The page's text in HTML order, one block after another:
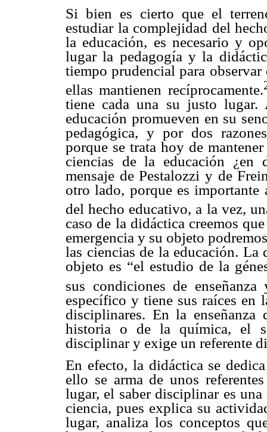
Si bien es cierto que el
estudiar la complejidad del
la educación, es necesario y
lugar la pedagogía y la
tiempo prudencial para
ellas mantienen recíprocamente.
tiene cada una su justo
educación promueven en su
pedagógica, y por dos
porque se trata hoy de
ciencias de la educación ¿en
mensaje de Pestalozzi y de
otro lado, porque es importante
del hecho educativo, a la vez,
caso de la didáctica creemos
emergencia y su objeto
las ciencias de la educación.
objeto es “el estudio de la
sus condiciones de enseñanza
específico y tiene sus raíces en
disciplinares. En la
historia o de la química, el
disciplinar y exige un referente
En efecto, la didáctica se
ello se arma de unos
lugar, el saber disciplinar es
ciencia, pues explica su
lugar, analiza los conceptos